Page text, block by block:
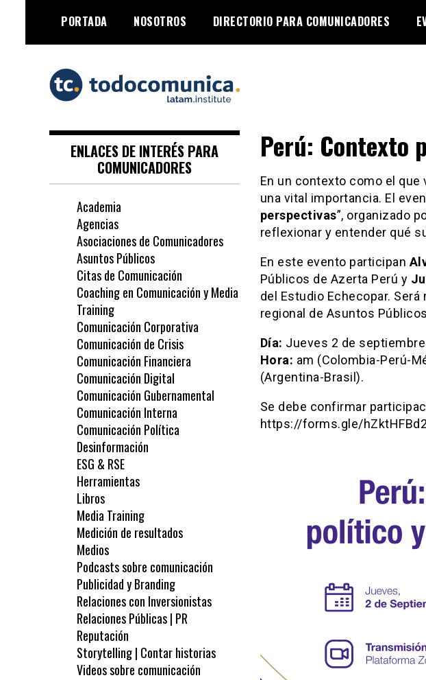
content
PORTADA NOSOTROS DIRECTORIO PARA COMUNICADORES
TodoComunica x
LATAM Institute
Perú: Contexto
En un contexto como el
una vital importancia. El
perspectivas”, organizado
reflexionar y entender qué
En este evento participan
Públicos de Azerta Perú y
del Estudio Echecopar. Será
regional de Asuntos
Día: Jueves 2 de septiembre
Hora: am (Colombia-Perú-
(Argentina-Brasil).
Se debe confirmar
https://forms.gle/
ENLACES DE INTERÉS PARA
COMUNICADORES
Academia
Agencias
Asociaciones de Comunicadores
Asuntos Públicos
Citas de Comunicación
Coaching en Comunicación y Media
Training
Comunicación Corporativa
Comunicación de Crisis
Comunicación Financiera
Comunicación Digital
Comunicación Gubernamental
Comunicación Interna
Comunicación Política
Desinformación
ESG & RSE
Herramientas
Libros
Media Training
Medición de resultados
Medios
Podcasts sobre comunicación
Publicidad y Branding
Relaciones con Inversionistas
Relaciones Públicas | PR
Reputación
Storytelling | Contar historias
Videos sobre comunicación